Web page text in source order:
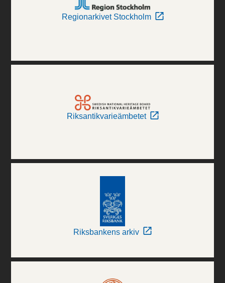
Regionarkivet Stockholm
Riksantikvarieämbetet
Riksbankens arkiv